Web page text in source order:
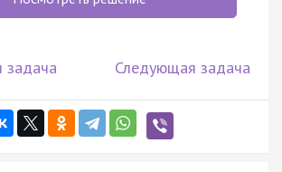
Следующая задача